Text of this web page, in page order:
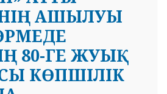
АШЫЛУЫ
80-ГЕ ЖУЫҚ
КӨПШІЛІК